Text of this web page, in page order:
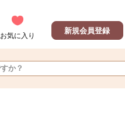
お気に入り
新規会員登録